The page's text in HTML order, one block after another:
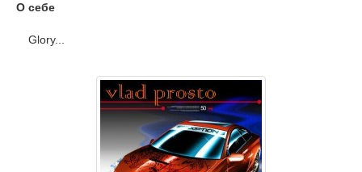
О себе
Glory...